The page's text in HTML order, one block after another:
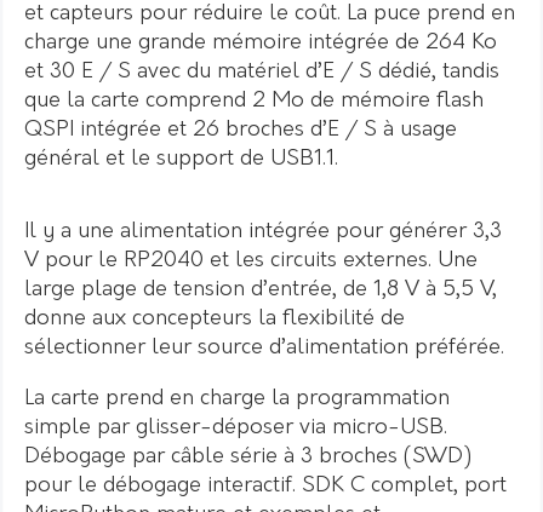
et capteurs pour réduire le coût. La puce prend en
charge une grande mémoire intégrée de 264 Ko
et 30 E / S avec du matériel d’E / S dédié, tandis
que la carte comprend 2 Mo de mémoire flash
QSPI intégrée et 26 broches d’E / S à usage
général et le support de USB1.1.
Il y a une alimentation intégrée pour générer 3,3
V pour le RP2040 et les circuits externes. Une
large plage de tension d’entrée, de 1,8 V à 5,5 V,
donne aux concepteurs la flexibilité de
sélectionner leur source d’alimentation préférée.
La carte prend en charge la programmation
simple par glisser-déposer via micro-USB.
Débogage par câble série à 3 broches (SWD)
pour le débogage interactif. SDK C complet, port